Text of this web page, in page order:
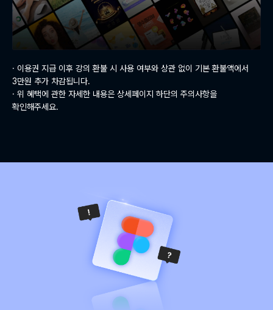
· 이용권 지급 이후 강의 환불 시 사용 여부와 상관 없이 기본 환불액에서
3만원 추가 차감됩니다.
· 위 혜택에 관한 자세한 내용은 상세페이지 하단의 주의사항을
확인해주세요.